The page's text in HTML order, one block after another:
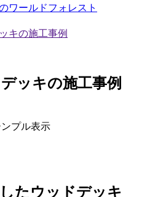
ワールドフォレスト
キの施工事例
ッキの施工事例
ンプル表示
たウッドデッキ